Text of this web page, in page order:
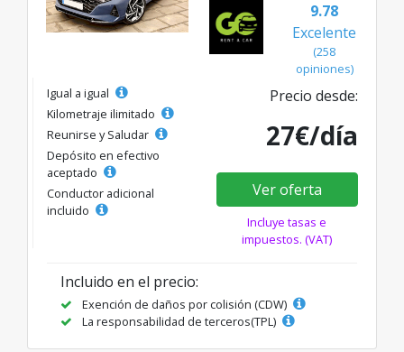
9.78
Excelente
(258
opiniones)
Igual a igual
Kilometraje ilimitado
Reunirse y Saludar
Depósito en efectivo
aceptado
Conductor adicional
incluido
Precio desde:
27€/día
Ver oferta
Incluye tasas e
impuestos. (VAT)
Incluido en el precio:
Exención de daños por colisión (CDW)
La responsabilidad de terceros(TPL)